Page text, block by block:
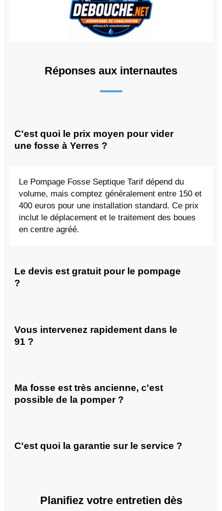
Réponses aux internautes
C'est quoi le prix moyen pour vider
une fosse à Yerres ?
Le Pompage Fosse Septique Tarif dépend du
volume, mais comptez généralement entre 150 et
400 euros pour une installation standard. Ce prix
inclut le déplacement et le traitement des boues
en centre agréé.
Le devis est gratuit pour le pompage
?
Vous intervenez rapidement dans le
91 ?
Ma fosse est très ancienne, c'est
possible de la pomper ?
C'est quoi la garantie sur le service ?
Planifiez votre entretien dès